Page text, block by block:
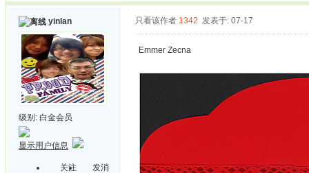
yinlan
级别: 白金会员
显示用户信息
关注
发消
只看该作者 1342 发表于: 07-17
Emmer Zecna